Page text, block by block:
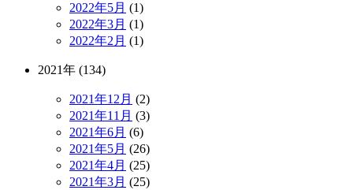
2022年5月 (1)
2022年3月 (1)
2022年2月 (1)
2021年 (134)
2021年12月 (2)
2021年11月 (3)
2021年6月 (6)
2021年5月 (26)
2021年4月 (25)
2021年3月 (25)